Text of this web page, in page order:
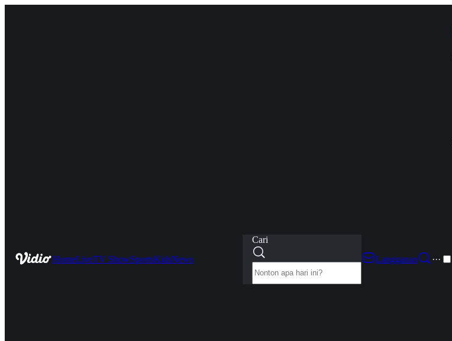
HomeLiveTV ShowSportsKidsNews
Cari
Langganan
···